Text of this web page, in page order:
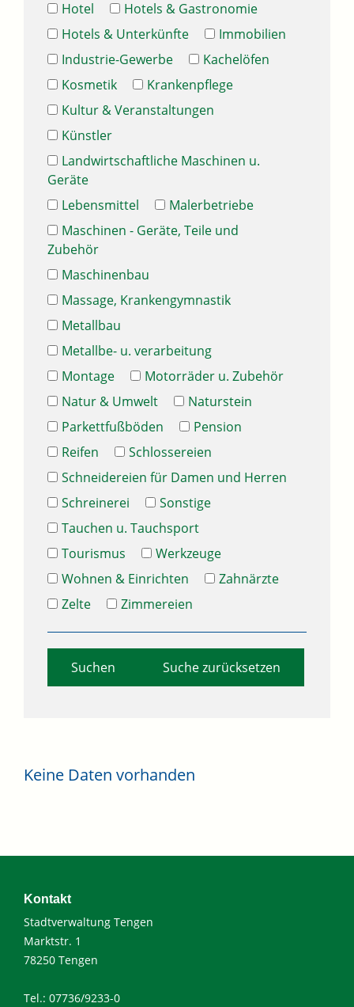
Hotel
Hotels & Gastronomie
Hotels & Unterkünfte
Immobilien
Industrie-Gewerbe
Kachelöfen
Kosmetik
Krankenpflege
Kultur & Veranstaltungen
Künstler
Landwirtschaftliche Maschinen u.
Geräte
Lebensmittel
Malerbetriebe
Maschinen - Geräte, Teile und
Zubehör
Maschinenbau
Massage, Krankengymnastik
Metallbau
Metallbe- u. verarbeitung
Montage
Motorräder u. Zubehör
Natur & Umwelt
Naturstein
Parkettfußböden
Pension
Reifen
Schlossereien
Schneidereien für Damen und Herren
Schreinerei
Sonstige
Tauchen u. Tauchsport
Tourismus
Werkzeuge
Wohnen & Einrichten
Zahnärzte
Zelte
Zimmereien
Suche zurücksetzen
Keine Daten vorhanden
Kontakt
Stadtverwaltung Tengen
Marktstr. 1
78250 Tengen
Tel.: 07736/9233-0